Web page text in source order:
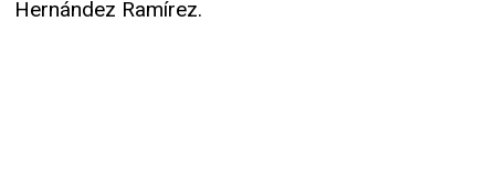
Hernández Ramírez.